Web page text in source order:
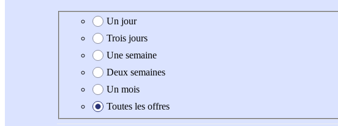
Date de création de l'offre
Un jour
Trois jours
Une semaine
Deux semaines
Un mois
Toutes les offres